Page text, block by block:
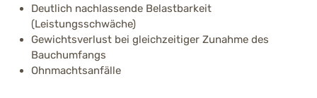
Deutlich nachlassende Belastbarkeit
(Leistungsschwäche)
Gewichtsverlust bei gleichzeitiger Zunahme des
Bauchumfangs
Ohnmachtsanfälle